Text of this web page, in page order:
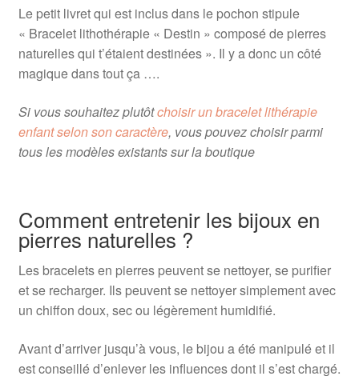
Le petit livret qui est inclus dans le pochon stipule
« Bracelet lithothérapie « Destin » composé de pierres
naturelles qui t’étaient destinées ». Il y a donc un côté
magique dans tout ça ….
Si vous souhaitez plutôtchoisir un bracelet lithérapie
enfant selon son caractère, vous pouvez choisir parmi
tous les modèles existants sur la boutique
Comment entretenir les bijoux en
pierres naturelles ?
Les bracelets en pierres peuvent se nettoyer, se purifier
et se recharger. Ils peuvent se nettoyer simplement avec
un chiffon doux, sec ou légèrement humidifié.
Avant d’arriver jusqu’à vous, le bijou a été manipulé et il
est conseillé d’enlever les influences dont il s’est chargé.